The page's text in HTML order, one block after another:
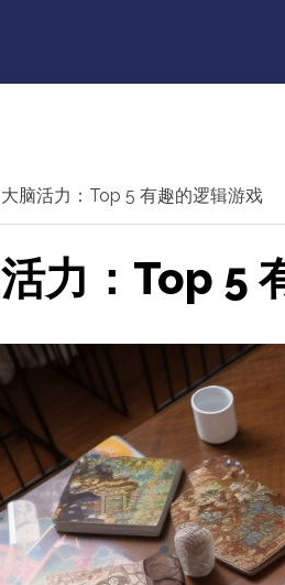
脑活力：Top 5 有趣的逻辑游戏
力：Top 5